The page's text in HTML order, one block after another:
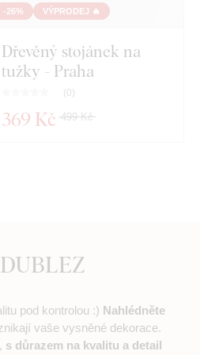
-26% VÝPRODEJ 🔥
Dřevěný stojánek na
tužky - Praha
( 0)
369 Kč 499 Kč
pod kontrolou :) Nahlédněte
vaše vysněné dekorace.
s důrazem na kvalitu a detail